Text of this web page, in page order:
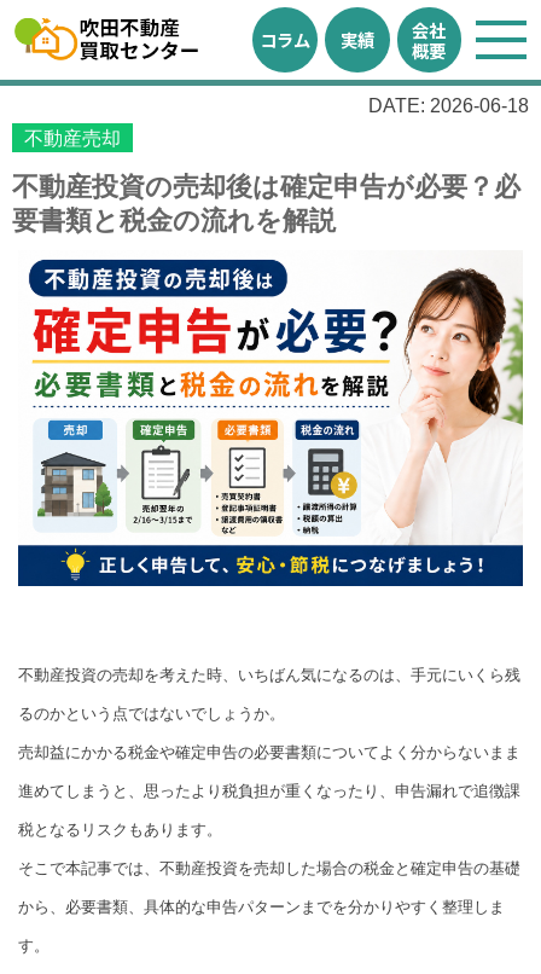
コラム 実績
会社
概要
DATE: 2026-06-18
不動産売却
不動産投資の売却後は確定申告が必要？必
要書類と税金の流れを解説
不動産投資の売却を考えた時、いちばん気になるのは、手元にいくら残
るのかという点ではないでしょうか。
売却益にかかる税金や確定申告の必要書類についてよく分からないまま
進めてしまうと、思ったより税負担が重くなったり、申告漏れで追徴課
税となるリスクもあります。
そこで本記事では、不動産投資を売却した場合の税金と確定申告の基礎
から、必要書類、具体的な申告パターンまでを分かりやすく整理しま
す。